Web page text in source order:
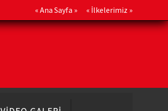
« Ana Sayfa » « İlkelerimiz »